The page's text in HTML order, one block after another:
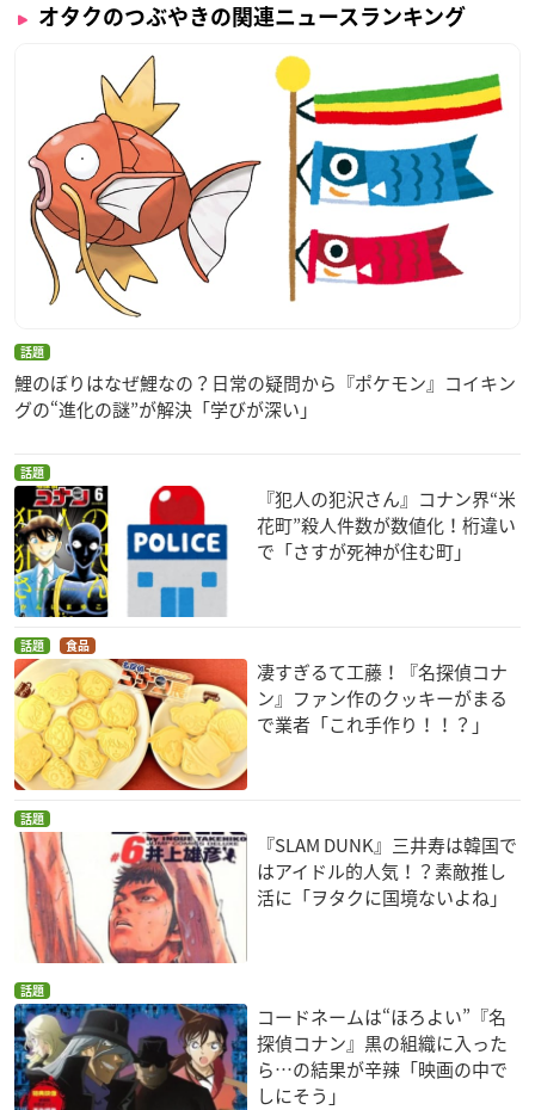
オタクのつぶやきの関連ニュースランキング
話題
鯉のぼりはなぜ鯉なの？日常の疑問から『ポケモン』コイキン
グの“進化の謎”が解決「学びが深い」
話題
『犯人の犯沢さん』コナン界“米
花町”殺人件数が数値化！桁違い
で「さすが死神が住む町」
話題 食品
凄すぎるて工藤！『名探偵コナ
ン』ファン作のクッキーがまる
で業者「これ手作り！！？」
話題
『SLAM DUNK』三井寿は韓国で
はアイドル的人気！？素敵推し
活に「ヲタクに国境ないよね」
話題
コードネームは“ほろよい”『名
探偵コナン』黒の組織に入った
ら…の結果が辛辣「映画の中で
しにそう」